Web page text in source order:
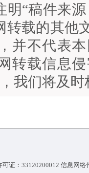
明“稿件来
转载的其他
并不代表
转载信息
我们将及
证：33120200012 信息网